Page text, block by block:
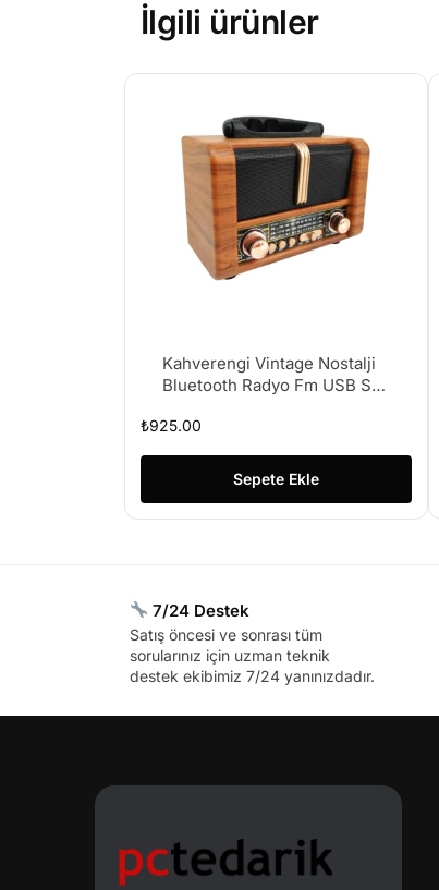
İlgili ürünler
Kahverengi Vintage Nostalji
Bluetooth Radyo Fm USB Sd
8107
₺925.00
Sepete Ekle
7/24 Destek
Satış öncesi ve sonrası tüm
sorularınız için uzman teknik
destek ekibimiz 7/24 yanınızdadır.